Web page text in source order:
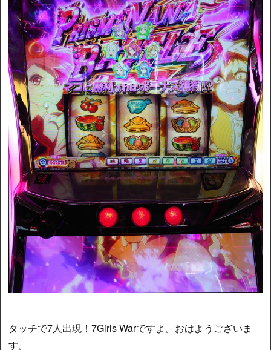
タッチで7人出現！7Girls Warですよ。おはようございま
す。